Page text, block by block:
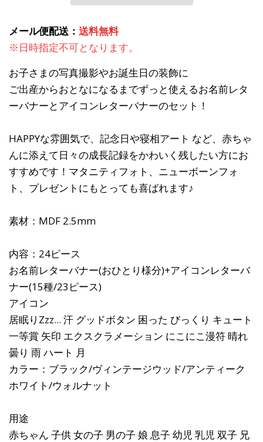
メール便配送： 送料無料
※日時指定不可となります。
お子さまの写真撮影やお誕生日の装飾に
ご出産からおとなになるまでずっと使えるお名前レタ
ーバナーとアイコンレターバナーのセット！
HAPPYな雰囲気で、記念日や寝相アート など、赤ちゃ
んに添えて日々の成長記録をかわいく残したい方にお
すすめです！マタニティフォト、ニューボーンフォ
ト、プレゼントにもとっても喜ばれます♪
素材：MDF 2.5mm
内容：24ピース
お名前レターバナー(おひとり様分)+アイコンレターバ
ナー(15種/23ピース)
アイコン
居眠りZzz... 汗 グッドボタン 困った びっくり キュート
一等賞 矢印 エクスクラメーション にこにこ漫符 晴れ
曇り 雨 ハート 月
カラー：ブラック/ヴィンテージウッド/アンティーク
ホワイト/ウォルナット
用途
赤ちゃん 子供 女の子 男の子 娘 息子 幼児 乳児 双子 兄